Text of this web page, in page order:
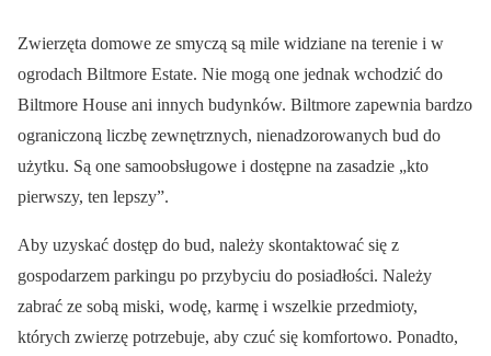
Zwierzęta domowe ze smyczą są mile widziane na terenie i w
ogrodach Biltmore Estate. Nie mogą one jednak wchodzić do
Biltmore House ani innych budynków. Biltmore zapewnia bardzo
ograniczoną liczbę zewnętrznych, nienadzorowanych bud do
użytku. Są one samoobsługowe i dostępne na zasadzie „kto
pierwszy, ten lepszy”.
Aby uzyskać dostęp do bud, należy skontaktować się z
gospodarzem parkingu po przybyciu do posiadłości. Należy
zabrać ze sobą miski, wodę, karmę i wszelkie przedmioty,
których zwierzę potrzebuje, aby czuć się komfortowo. Ponadto,